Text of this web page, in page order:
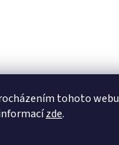
tohoto webu
zde.